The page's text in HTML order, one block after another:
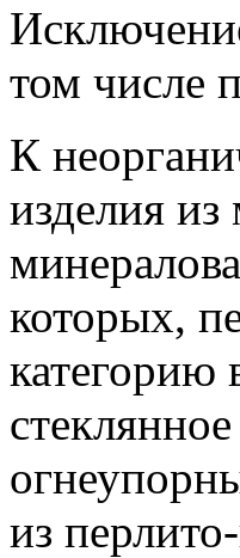
том числе
К
изделия
которых,
категорию
из